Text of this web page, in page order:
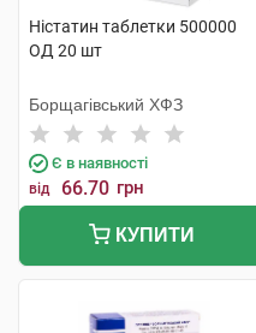
Ністатин таблетки 500000
ОД 20 шт
Борщагівський ХФЗ
Є в наявності
від 66.70 грн
КУПИТИ